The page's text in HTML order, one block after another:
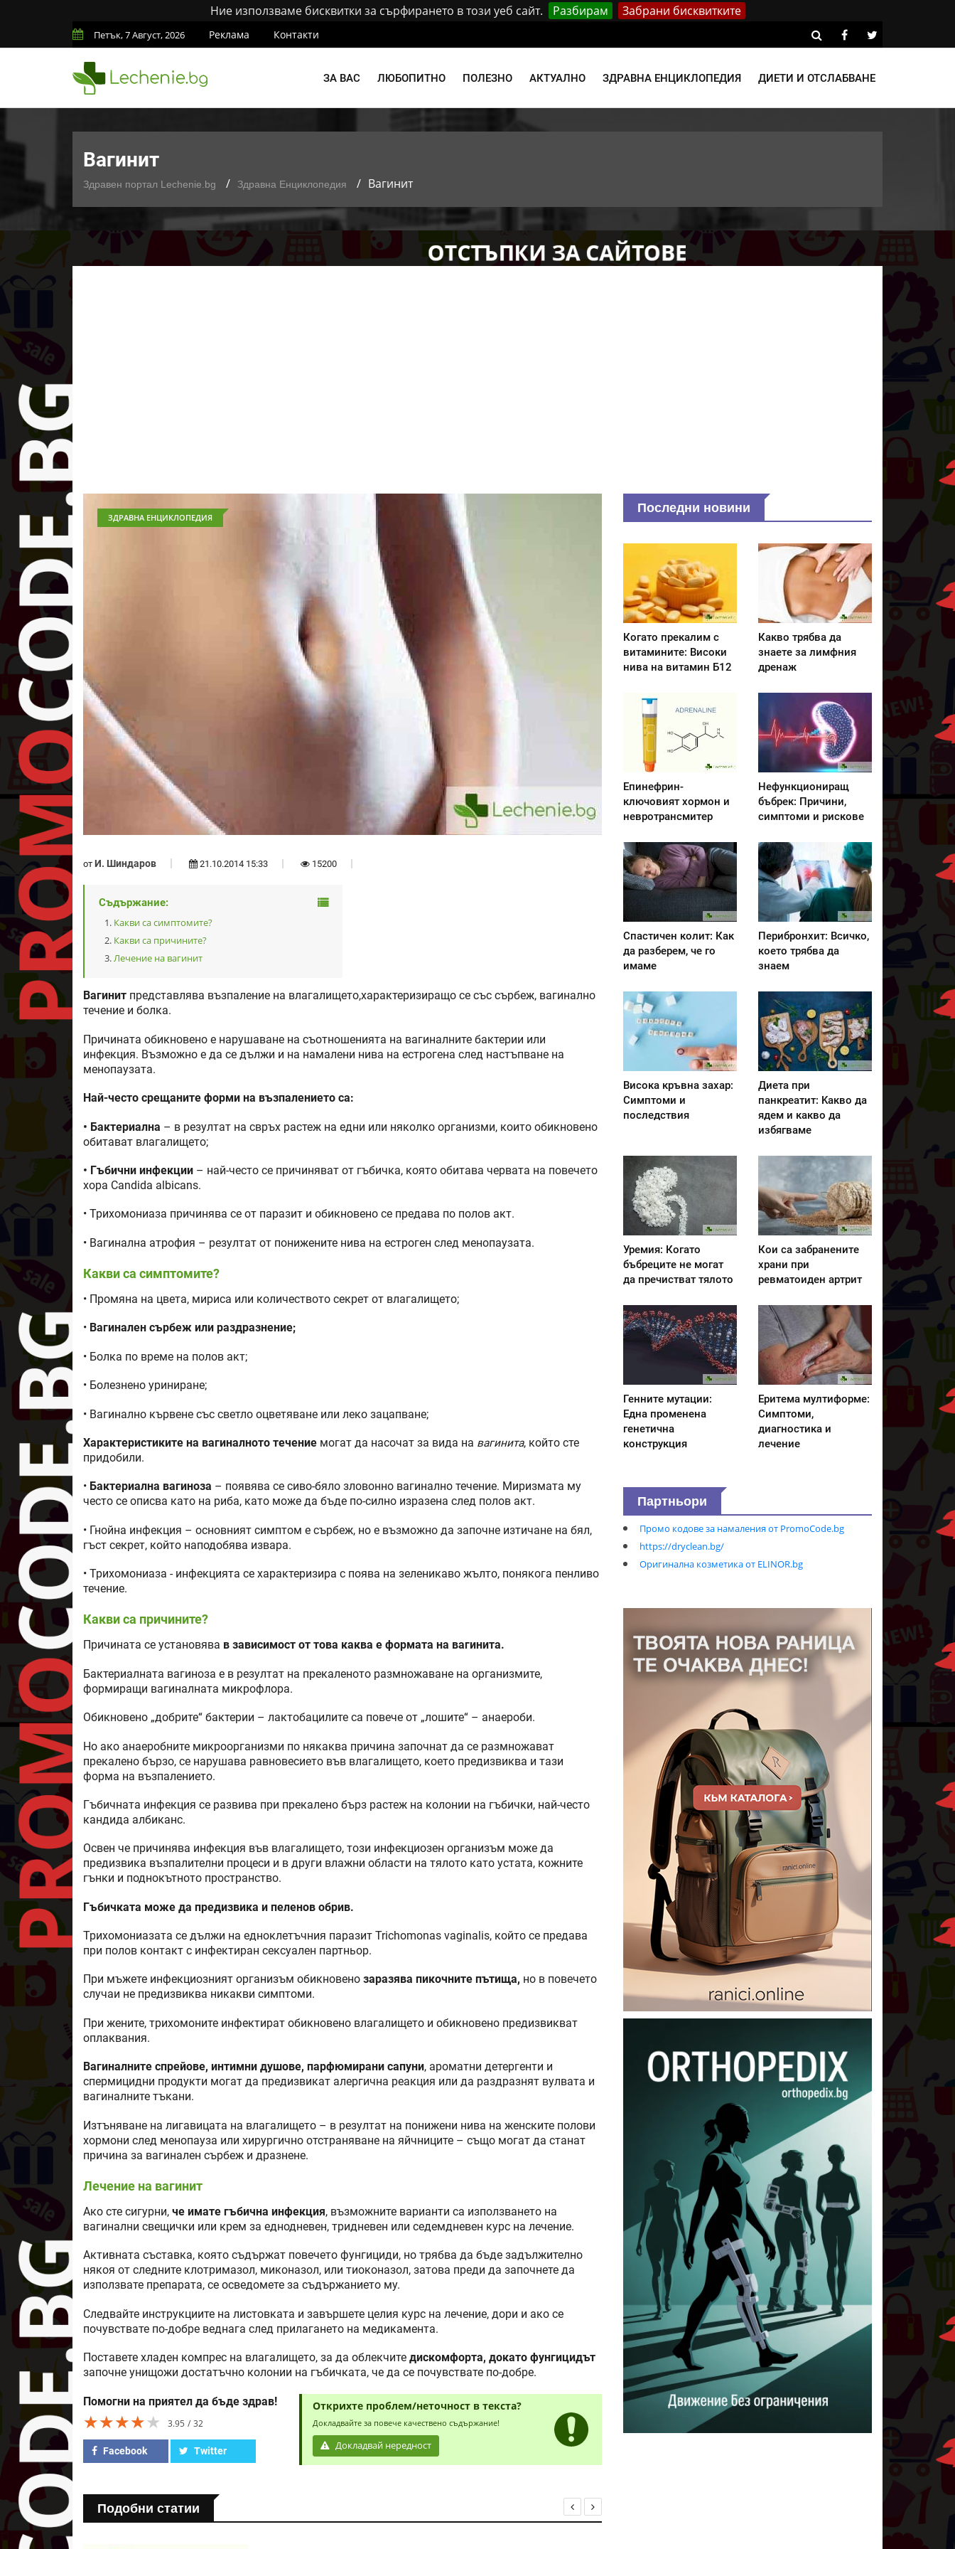
Ние използваме бисквитки за сърфирането в този уеб сайт. Разбирам Забрани бисквитките
Петък, 7 Август, 2026 Реклама Контакти
ЗА ВАС ЛЮБОПИТНО ПОЛЕЗНО АКТУАЛНО ЗДРАВНА ЕНЦИКЛОПЕДИЯ ДИЕТИ И ОТСЛАБВАНЕ
Вагинит
Здравен портал Lechenie.bg Здравна Енциклопедия Вагинит
ЗДРАВНА ЕНЦИКЛОПЕДИЯ
от И. Шиндаров 21.10.2014 15:33 15200
Съдържание:
Какви са симптомите?
Какви са причините?
Лечение на вагинит
Вагинит представлява възпаление на влагалището,характеризиращо се със сърбеж, вагинално
течение и болка.
Причината обикновено е нарушаване на съотношенията на вагиналните бактерии или
инфекция. Възможно е да се дължи и на намалени нива на естрогена след настъпване на
менопаузата.
Най-често срещаните форми на възпалението са:
• Бактериална – в резултат на свръх растеж на едни или няколко организми, които обикновено
обитават влагалището;
• Гъбични инфекции – най-често се причиняват от гъбичка, която обитава червата на повечето
хора Candida albicans.
• Трихомониаза причинява се от паразит и обикновено се предава по полов акт.
• Вагинална атрофия – резултат от понижените нива на естроген след менопаузата.
Какви са симптомите?
• Промяна на цвета, мириса или количеството секрет от влагалището;
• Вагинален сърбеж или раздразнение;
• Болка по време на полов акт;
• Болезнено уриниране;
• Вагинално кървене със светло оцветяване или леко зацапване;
Характеристиките на вагиналното течение могат да насочат за вида на вагинита, който сте
придобили.
• Бактериална вагиноза – появява се сиво-бяло зловонно вагинално течение. Миризмата му
често се описва като на риба, като може да бъде по-силно изразена след полов акт.
• Гнойна инфекция – основният симптом е сърбеж, но е възможно да започне изтичане на бял,
гъст секрет, който наподобява извара.
• Трихомониаза - инфекцията се характеризира с поява на зеленикаво жълто, понякога пенливо
течение.
Какви са причините?
Причината се установява в зависимост от това каква е формата на вагинита.
Бактериалната вагиноза е в резултат на прекаленото размножаване на организмите,
формиращи вагиналната микрофлора.
Обикновено „добрите“ бактерии – лактобацилите са повече от „лошите“ – анаероби.
Но ако анаеробните микроорганизми по някаква причина започнат да се размножават
прекалено бързо, се нарушава равновесието във влагалището, което предизвиква и тази
форма на възпалението.
Гъбичната инфекция се развива при прекалено бърз растеж на колонии на гъбички, най-често
кандида албиканс.
Освен че причинява инфекция във влагалището, този инфекциозен организъм може да
предизвика възпалителни процеси и в други влажни области на тялото като устата, кожните
гънки и поднокътното пространство.
Гъбичката може да предизвика и пеленов обрив.
Трихомониазата се дължи на едноклетъчния паразит Trichomonas vaginalis, който се предава
при полов контакт с инфектиран сексуален партньор.
При мъжете инфекциозният организъм обикновено заразява пикочните пътища, но в повечето
случаи не предизвиква никакви симптоми.
При жените, трихомоните инфектират обикновено влагалището и обикновено предизвикват
оплаквания.
Вагиналните спрейове, интимни душове, парфюмирани сапуни, ароматни детергенти и
спермицидни продукти могат да предизвикат алергична реакция или да раздразнят вулвата и
вагиналните тъкани.
Изтъняване на лигавицата на влагалището – в резултат на понижени нива на женските полови
хормони след менопауза или хирургично отстраняване на яйчниците – също могат да станат
причина за вагинален сърбеж и дразнене.
Лечение на вагинит
Ако сте сигурни, че имате гъбична инфекция, възможните варианти са използването на
вагинални свещички или крем за еднодневен, тридневен или седемдневен курс на лечение.
Активната съставка, която съдържат повечето фунгициди, но трябва да бъде задължително
някоя от следните клотримазол, миконазол, или тиоконазол, затова преди да започнете да
използвате препарата, се осведомете за съдържанието му.
Следвайте инструкциите на листовката и завършете целия курс на лечение, дори и ако се
почувствате по-добре веднага след прилагането на медикамента.
Поставете хладен компрес на влагалището, за да облекчите дискомфорта, докато фунгицидът
започне унищожи достатъчно колонии на гъбичката, че да се почувствате по-добре.
Помогни на приятел да бъде здрав!
★★★★★
★★★★★
★★★★★ 3.95 32
Facebook Twitter
Открихте проблем/неточност в текста?
Докладвайте за повече качествено съдържание!
Докладвай нередност
Подобни статии
Последни новини
Когато прекалим с
витамините: Високи
нива на витамин Б12
Какво трябва да
знаете за лимфния
дренаж
Епинефрин-
ключовият хормон и
невротрансмитер
Нефункциониращ
бъбрек: Причини,
симптоми и рискове
Спастичен колит: Как
да разберем, че го
имаме
Перибронхит: Всичко,
което трябва да
знаем
Висока кръвна захар:
Симптоми и
последствия
Диета при
панкреатит: Kакво да
ядем и какво да
избягваме
Уремия: Когато
бъбреците не могат
да пречистват тялото
Кои са забранените
храни при
ревматоиден артрит
Генните мутации:
Една променена
генетична
конструкция
Еритема мултиформе:
Симптоми,
диагностика и
лечение
Партньори
Промо кодове за намаления от PromoCode.bg
https://dryclean.bg/
Оригинална козметика от ELINOR.bg